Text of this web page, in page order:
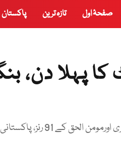
صفحۂ اول تازہ ترین پاکستان
اویس اورعبداللّٰہ فضل نے ٹیسٹ ڈیبیو کیا